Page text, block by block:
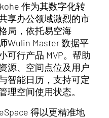
作为其数字化转
享办公领域激烈的市
局，依托易空海
Wulin Master 数据平
可行产品 MVP。帮助
源、空间点位及用户
智能日历，支持可定
理空间使用状态。
得以更精准地